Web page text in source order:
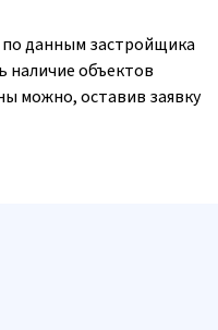
данным застройщика
наличие объектов
можно, оставив заявку